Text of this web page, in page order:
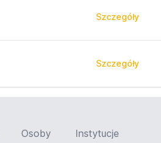
Szczegóły
Szczegóły
Osoby Instytucje